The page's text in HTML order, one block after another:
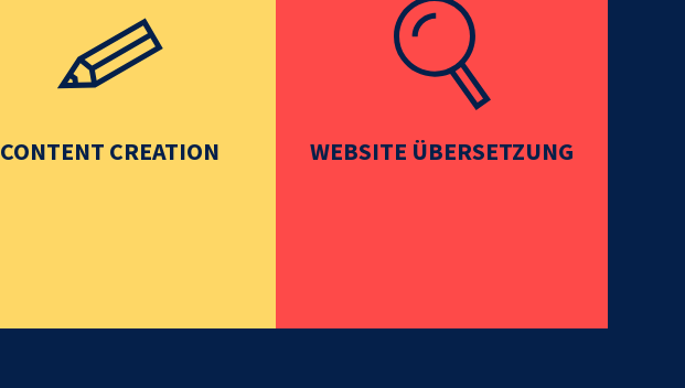
CONTENT CREATION WEBSITE ÜBERSETZUNG